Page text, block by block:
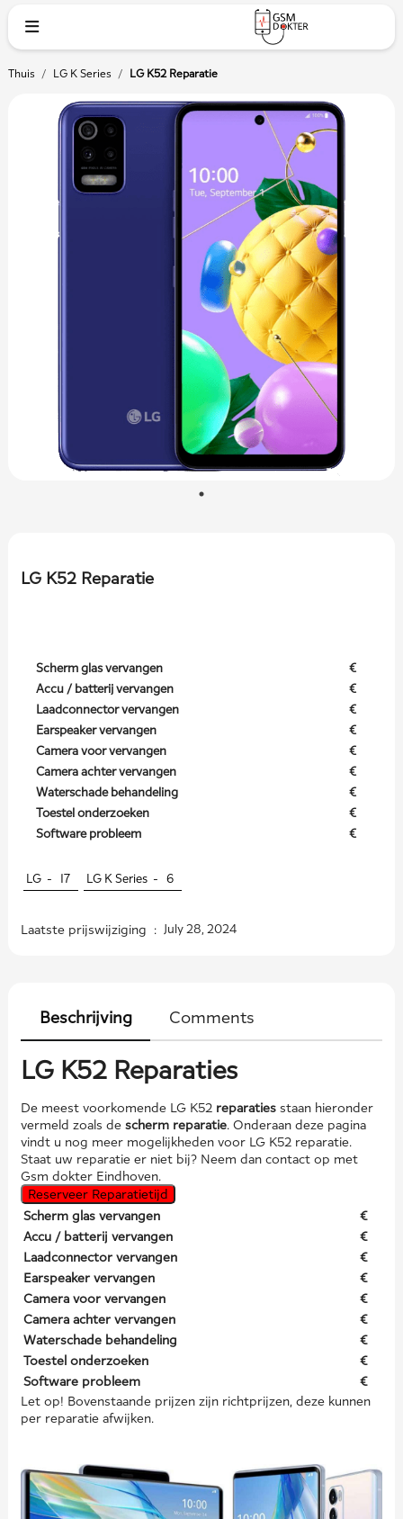
Thuis / LG K Series / LG K52 Reparatie
LG K52 Reparatie
Scherm glas vervangen
€
Accu / batterij vervangen
€
Laadconnector vervangen
€
Earspeaker vervangen
€
Camera voor vervangen
€
Camera achter vervangen
€
Waterschade behandeling
€
Toestel onderzoeken
€
Software probleem
€
LG - 17 LG K Series - 6
Laatste prijswijziging : July 28, 2024
Beschrijving Comments
LG K52 Reparaties
De meest voorkomende LG K52 reparatiesstaan hieronder
vermeld zoals de scherm reparatie. Onderaan deze pagina
vindt u nog meer mogelijkheden voor LG K52 reparatie.
Staat uw reparatie er niet bij? Neem dan contact op met
Gsm dokter Eindhoven.
Reserveer Reparatietijd
Scherm glas vervangen
€
Accu / batterij vervangen
€
Laadconnector vervangen
€
Earspeaker vervangen
€
Camera voor vervangen
€
Camera achter vervangen
€
Waterschade behandeling
€
Toestel onderzoeken
€
Software probleem
€
Let op! Bovenstaande prijzen zijn richtprijzen, deze kunnen
per reparatie afwijken.